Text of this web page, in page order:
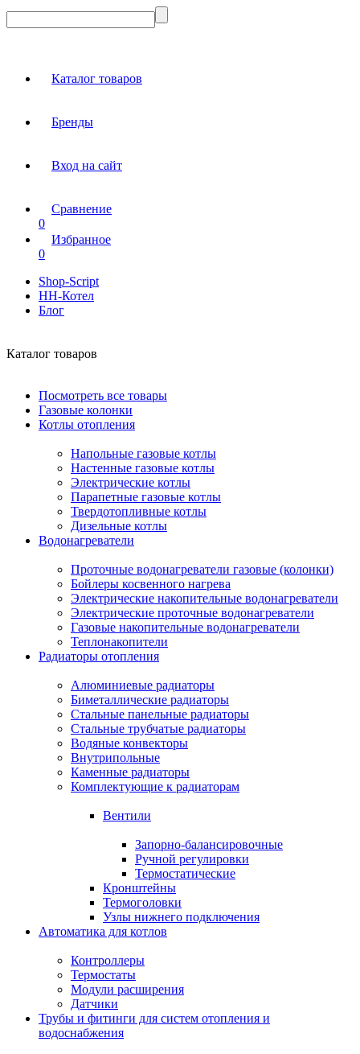
Каталог товаров
Бренды
Вход на сайт
Сравнение
0
Избранное
0
Shop-Script
НН-Котел
Блог
Каталог товаров
Посмотреть все товары
Газовые колонки
Котлы отопления
Напольные газовые котлы
Настенные газовые котлы
Электрические котлы
Парапетные газовые котлы
Твердотопливные котлы
Дизельные котлы
Водонагреватели
Проточные водонагреватели газовые (колонки)
Бойлеры косвенного нагрева
Электрические накопительные водонагреватели
Электрические проточные водонагреватели
Газовые накопительные водонагреватели
Теплонакопители
Радиаторы отопления
Алюминиевые радиаторы
Биметаллические радиаторы
Стальные панельные радиаторы
Стальные трубчатые радиаторы
Водяные конвекторы
Внутрипольные
Каменные радиаторы
Комплектующие к радиаторам
Вентили
Запорно-балансировочные
Ручной регулировки
Термостатические
Кронштейны
Термоголовки
Узлы нижнего подключения
Автоматика для котлов
Контроллеры
Термостаты
Модули расширения
Датчики
Трубы и фитинги для систем отопления и
водоснабжения